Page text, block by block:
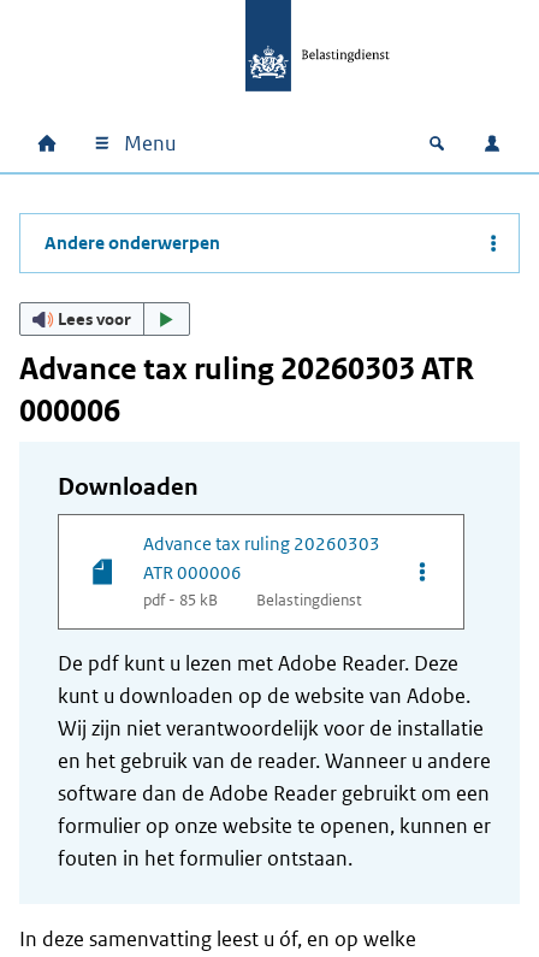
Hoofdnavigatie
Home Menu Open
Andere onderwerpen
Lees voor
Advance tax ruling 20260303 ATR
000006
Downloaden
Advance tax ruling 20260303
ATR 000006
pdf - 85 kB Belastingdienst
Opties van
De pdf kunt u lezen met Adobe Reader. Deze
kunt u downloaden op de website van Adobe.
Wij zijn niet verantwoordelijk voor de installatie
en het gebruik van de reader. Wanneer u andere
software dan de Adobe Reader gebruikt om een
formulier op onze website te openen, kunnen er
fouten in het formulier ontstaan.
In deze samenvatting leest u óf, en op welke